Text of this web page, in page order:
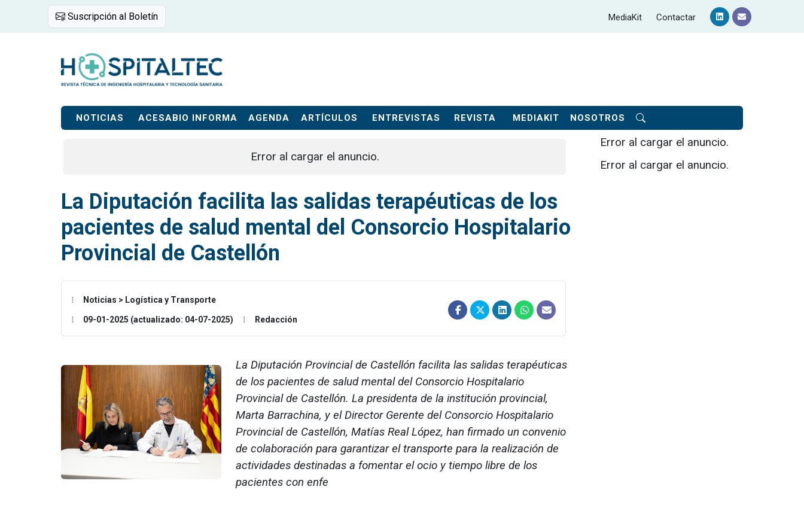
Suscripción al Boletín MediaKit Contactar
NOTICIAS ACESABIO INFORMA AGENDA ARTÍCULOS ENTREVISTAS REVISTA MEDIAKIT NOSOTROS
Error al cargar el anuncio.
La Diputación facilita las salidas terapéuticas de los
pacientes de salud mental del Consorcio Hospitalario
Provincial de Castellón
Noticias > Logística y Transporte
09-01-2025 (actualizado: 04-07-2025) Redacción
La Diputación Provincial de Castellón facilita las salidas terapéuticas
de los pacientes de salud mental del Consorcio Hospitalario
Provincial de Castellón. La presidenta de la institución provincial,
Marta Barrachina, y el Director Gerente del Consorcio Hospitalario
Provincial de Castellón, Matías Real López, han firmado un convenio
de colaboración para garantizar el transporte para la realización de
actividades destinadas a fomentar el ocio y tiempo libre de los
pacientes con enfe
Error al cargar el anuncio.
Error al cargar el anuncio.